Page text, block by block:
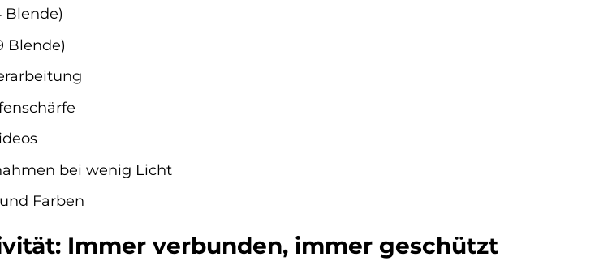
Blende)
Blende)
bei wenig Licht
Farben
Immer verbunden, immer geschützt